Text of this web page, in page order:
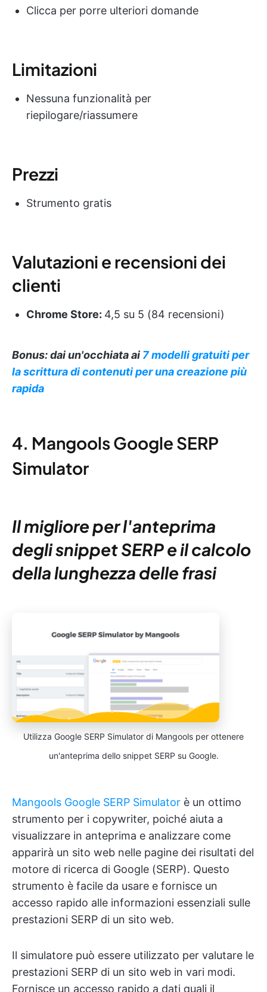
Clicca per porre ulteriori domande
Limitazioni
Nessuna funzionalità per
riepilogare/riassumere
Prezzi
Strumento gratis
Valutazioni e recensioni dei
clienti
Chrome Store: 4,5 su 5 (84 recensioni)
Bonus: dai un'occhiata ai 7 modelli gratuiti per
la scrittura di contenuti per una creazione più
rapida
4. Mangools Google SERP
Simulator
Il migliore per l'anteprima
degli snippet SERP e il calcolo
della lunghezza delle frasi
Utilizza Google SERP Simulator di Mangools per ottenere
un'anteprima dello snippet SERP su Google.
Mangools Google SERP Simulator è un ottimo
strumento per i copywriter, poiché aiuta a
visualizzare in anteprima e analizzare come
apparirà un sito web nelle pagine dei risultati del
motore di ricerca di Google (SERP). Questo
strumento è facile da usare e fornisce un
accesso rapido alle informazioni essenziali sulle
prestazioni SERP di un sito web.
Il simulatore può essere utilizzato per valutare le
prestazioni SERP di un sito web in vari modi.
Fornisce un accesso rapido a dati quali il